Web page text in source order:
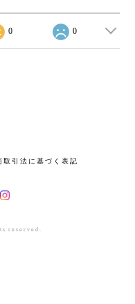
0 0
取引法に基づく表記
reserved.